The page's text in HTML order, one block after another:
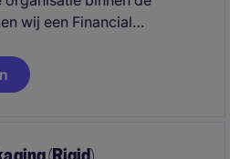
wij een Financial
btw-
verbeteren van financiële